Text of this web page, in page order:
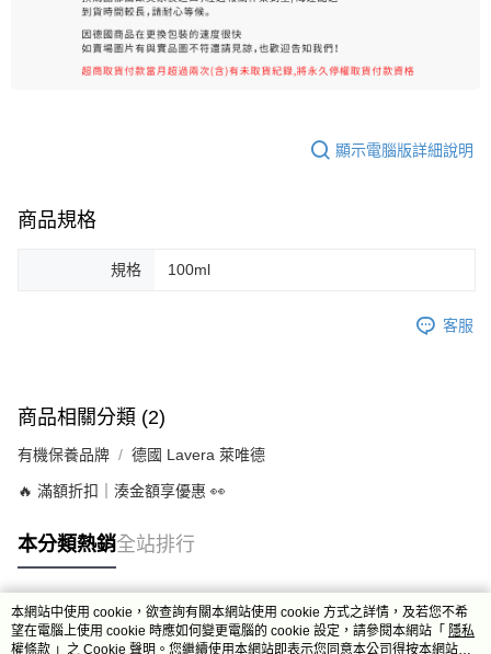
顯示電腦版詳細說明
商品規格
規格 100ml
客服
商品相關分類 (2)
有機保養品牌 德國 Lavera 萊唯德
🔥 滿額折扣｜湊金額享優惠 👀
本分類熱銷全站排行
熱門標籤
本網站中使用 cookie，欲查詢有關本網站使用 cookie 方式之詳情，及若您不希
望在電腦上使用 cookie 時應如何變更電腦的 cookie 設定，請參閱本網站「 隱私
權條款 」之 Cookie 聲明。您繼續使用本網站即表示您同意本公司得按本網站使